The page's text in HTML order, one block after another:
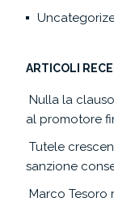
ARTICOLI
Nulla la
al promotore
Tutele
sanzione
Marco Tesoro